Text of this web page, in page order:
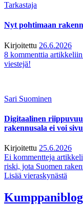
Tarkastaja
Nyt pohtimaan
Kirjoitettu 26.6.2026
8 kommenttia artikkeliin
viestejä!
Sari Suominen
Digitaalinen
rakennusala ei voi
Kirjoitettu 25.6.2026
Ei kommentteja
riski, jota Suomen
Lisää vieraskynästä